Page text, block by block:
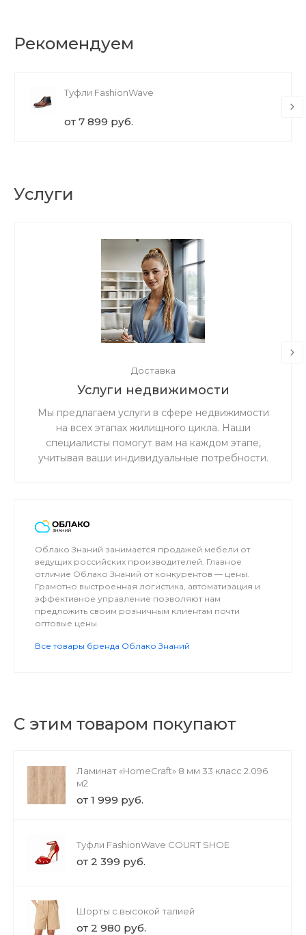
Рекомендуем
Туфли FashionWave
от 7 899 руб.
Услуги
Доставка
Услуги недвижимости
Мы предлагаем услуги в сфере недвижимости
на всех этапах жилищного цикла. Наши
специалисты помогут вам на каждом этапе,
учитывая ваши индивидуальные потребности.
Облако Знаний занимается продажей мебели от
ведущих российских производителей. Главное
отличие Облако Знаний от конкурентов — цены.
Грамотно выстроенная логистика, автоматизация и
эффективное управление позволяют нам
предложить своим розничным клиентам почти
оптовые цены.
Все товары бренда Облако Знаний
С этим товаром покупают
Ламинат «HomeCraft» 8 мм 33 класс 2.096
м2
от 1 999 руб.
Туфли FashionWave COURT SHOE
от 2 399 руб.
Шорты с высокой талией
от 2 980 руб.